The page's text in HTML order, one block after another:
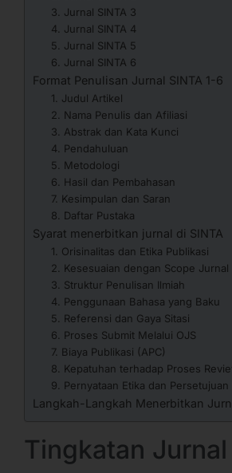
3. Jurnal SINTA 3
4. Jurnal SINTA 4
5. Jurnal SINTA 5
6. Jurnal SINTA 6
Format Penulisan Jurnal SINTA 1-6
1. Judul Artikel
2. Nama Penulis dan Afiliasi
3. Abstrak dan Kata Kunci
4. Pendahuluan
5. Metodologi
6. Hasil dan Pembahasan
7. Kesimpulan dan Saran
8. Daftar Pustaka
Syarat menerbitkan jurnal di SINTA
1. Orisinalitas dan Etika Publikasi
2. Kesesuaian dengan Scope Jurnal
3. Struktur Penulisan Ilmiah
4. Penggunaan Bahasa yang Baku
5. Referensi dan Gaya Sitasi
6. Proses Submit Melalui OJS
7. Biaya Publikasi (APC)
8. Kepatuhan terhadap Proses
9. Pernyataan Etika dan Persetujuan
Langkah-Langkah Menerbitkan
Tingkatan Jurnal